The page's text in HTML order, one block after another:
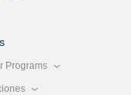
Programs